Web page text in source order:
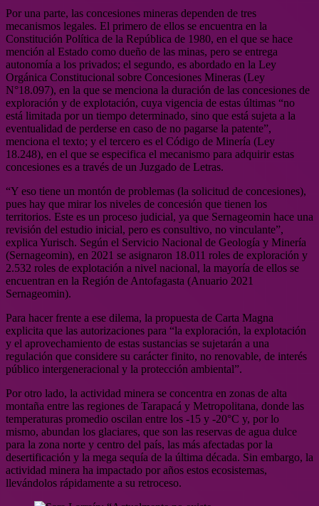
Por una parte, las concesiones mineras dependen de tres
mecanismos legales. El primero de ellos se encuentra en la
Constitución Política de la República de 1980, en el que se hace
mención al Estado como dueño de las minas, pero se entrega
autonomía a los privados; el segundo, es abordado en la Ley
Orgánica Constitucional sobre Concesiones Mineras (Ley
N°18.097), en la que se menciona la duración de las concesiones de
exploración y de explotación, cuya vigencia de estas últimas “no
está limitada por un tiempo determinado, sino que está sujeta a la
eventualidad de perderse en caso de no pagarse la patente”,
menciona el texto; y el tercero es el Código de Minería (Ley
18.248), en el que se especifica el mecanismo para adquirir estas
concesiones es a través de un Juzgado de Letras.
“Y eso tiene un montón de problemas (la solicitud de concesiones),
pues hay que mirar los niveles de concesión que tienen los
territorios. Este es un proceso judicial, ya que Sernageomin hace una
revisión del estudio inicial, pero es consultivo, no vinculante”,
explica Yurisch. Según el Servicio Nacional de Geología y Minería
(Sernageomin), en 2021 se asignaron 18.011 roles de exploración y
2.532 roles de explotación a nivel nacional, la mayoría de ellos se
encuentran en la Región de Antofagasta (Anuario 2021
Sernageomin).
Para hacer frente a ese dilema, la propuesta de Carta Magna
explicita que las autorizaciones para “la exploración, la explotación
y el aprovechamiento de estas sustancias se sujetarán a una
regulación que considere su carácter finito, no renovable, de interés
público intergeneracional y la protección ambiental”.
Por otro lado, la actividad minera se concentra en zonas de alta
montaña entre las regiones de Tarapacá y Metropolitana, donde las
temperaturas promedio oscilan entre los -15 y -20°C y, por lo
mismo, abundan los glaciares, que son las reservas de agua dulce
para la zona norte y centro del país, las más afectadas por la
desertificación y la mega sequía de la última década. Sin embargo, la
actividad minera ha impactado por años estos ecosistemas,
llevándolos rápidamente a su retroceso.